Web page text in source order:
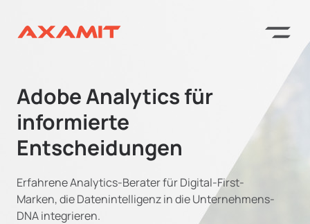
Adobe Analytics für
informierte
Entscheidungen
Erfahrene Analytics-Berater für Digital-First-
Marken, die Datenintelligenz in die Unternehmens-
DNA integrieren.